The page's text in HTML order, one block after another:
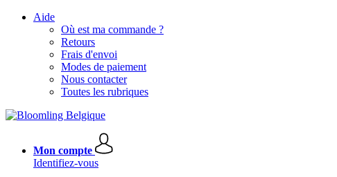
Aide
Où est ma commande ?
Retours
Frais d'envoi
Modes de paiement
Nous contacter
Toutes les rubriques
Mon compte
Identifiez-vous